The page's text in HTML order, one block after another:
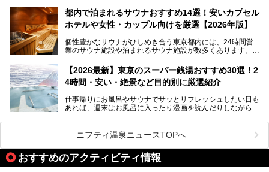
いおしゃれな名店15選を、おすすめの順番で一挙にご紹介
します。
ツァ大井町トラックス」がニューオープン。施設の様子をレ
ポ―トします。
都内で泊まれるサウナおすすめ14選！安いカプセル
ホテルや女性・カップル向けを厳選【2026年版】
個性豊かなサウナがひしめき合う東京都内には、24時間営
業のサウナ施設や泊まれるサウナ施設が数多くあります。
を旅の目的とする「サ旅」や自分へのご褒美のための宿泊な
ど、自分の好きなタイミングで好きなだけサ活ができるのが
魅力です。
最近では、男性専用施設だけでなく、カップルや女性に嬉し
い個室サウナも増えてきました。
ら、特におすすめしたい施設14選をご紹介します。
してみてください。
【2026最新】東京のスーパー銭湯おすすめ30選！2
4時間・安い・絶景など目的別に厳選紹介
仕事帰りにお風呂やサウナでサッとリフレッシュしたい日も
あれば、週末はお風呂に入ったり漫画を読んだりしながら一
また、終電を逃してしまい、「このまま朝までゆっくりでき
る場所があれば」と探した経験がある人も多いのではないで
しょうか。
そこで本記事では、東京でおすすめのスーパー銭湯を、目的
ニフティ温泉ニュースTOPへ
おすすめのアクティビティ情報